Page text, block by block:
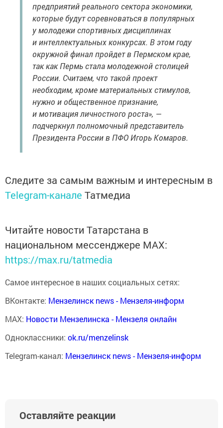
предприятий реального сектора экономики,
которые будут соревноваться в популярных
у молодежи спортивных дисциплинах
и интеллектуальных конкурсах. В этом году
окружной финал пройдет в Пермском крае,
так как Пермь стала молодежной столицей
России. Считаем, что такой проект
необходим, кроме материальных стимулов,
нужно и общественное признание,
и мотивация личностного роста», —
подчеркнул полномочный представитель
Президента России в ПФО Игорь Комаров.
Следите за самым важным и интересным в
Telegram-канале Татмедиа
Читайте новости Татарстана в
национальном мессенджере MАХ:
https://max.ru/tatmedia
Самое интересное в наших социальных сетях:
ВКонтакте: Мензелинск news - Мензеля-информ
MAX: Новости Мензелинска - Мензеля онлайн
Одноклассники: ok.ru/menzelinsk
Telegram-канал: Мензелинск news - Мензеля-информ
Оставляйте реакции